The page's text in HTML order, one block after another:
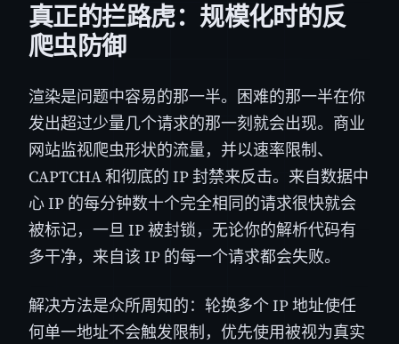
真正的拦路虎：规模化时的反
爬虫防御
渲染是问题中容易的那一半。困难的那一半在你
发出超过少量几个请求的那一刻就会出现。商业
网站监视爬虫形状的流量，并以速率限制、
CAPTCHA 和彻底的 IP 封禁来反击。来自数据中
心 IP 的每分钟数十个完全相同的请求很快就会
被标记，一旦 IP 被封锁，无论你的解析代码有
多干净，来自该 IP 的每一个请求都会失败。
解决方法是众所周知的：轮换多个 IP 地址使任
何单一地址不会触发限制，优先使用被视为真实